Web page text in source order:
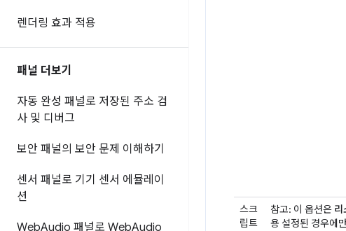
렌더링 효과 적용
패널 더보기
자동 완성 패널로 저장된 주소 검
사 및 디버그
보안 패널의 보안 문제 이해하기
센서 패널로 기기 센서 에뮬레이
션
WebAudio 패널로 WebAudio
스크
립트
참고: 이 옵션은 리
용 설정된 경우에